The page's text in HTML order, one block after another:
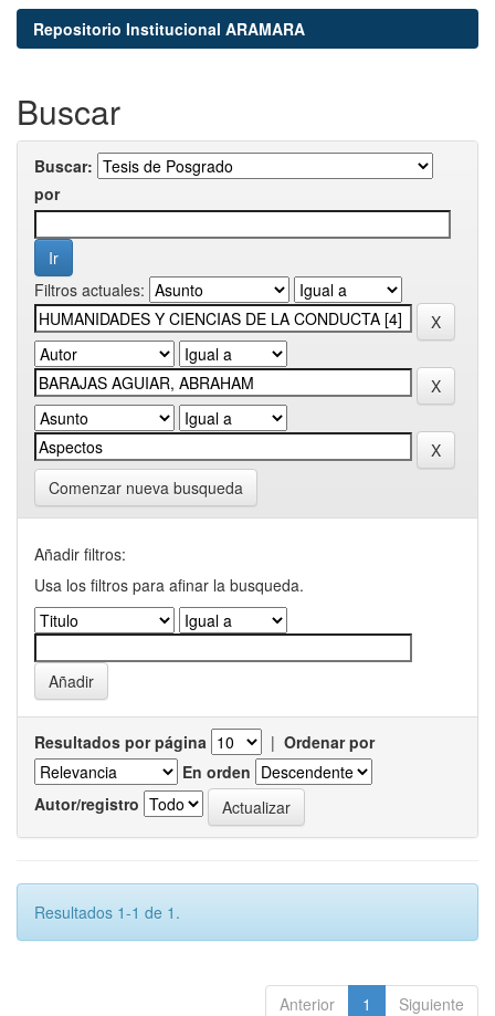
Repositorio Institucional ARAMARA
Buscar
Buscar:
por
Filtros actuales:
Comenzar nueva busqueda
Añadir filtros:
Usa los filtros para afinar la busqueda.
Resultados por página | Ordenar por
En orden
Autor/registro
Resultados 1-1 de 1.
Anterior 1 Siguiente